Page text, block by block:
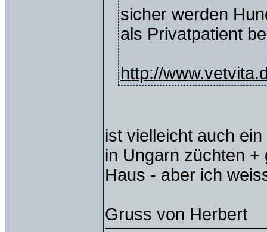
sicher werden
als Privatpatient
http://
ist vielleicht auch
in Ungarn züchten
Haus - aber ich
Gruss von Herbert